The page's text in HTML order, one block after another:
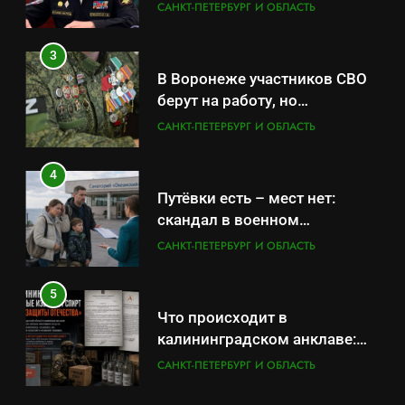
САНКТ-ПЕТЕРБУРГ И ОБЛАСТЬ
3
В Воронеже участников СВО
берут на работу, но
удержаться удаётся не всем
САНКТ-ПЕТЕРБУРГ И ОБЛАСТЬ
4
Путёвки есть – мест нет:
скандал в военном
санатории Владивостока
САНКТ-ПЕТЕРБУРГ И ОБЛАСТЬ
5
Что происходит в
калининградском анклаве:
военные изымают спирт «для
САНКТ-ПЕТЕРБУРГ И ОБЛАСТЬ